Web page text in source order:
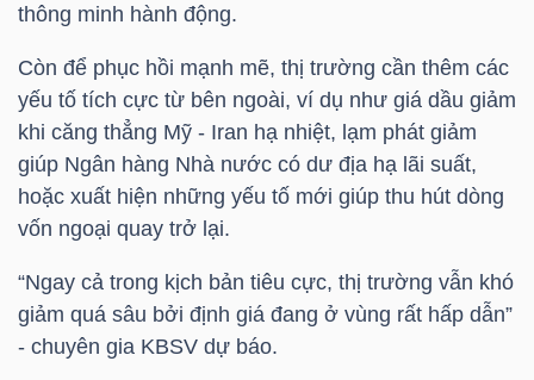
thông minh hành động.
Còn để phục hồi mạnh mẽ, thị trường cần thêm các
yếu tố tích cực từ bên ngoài, ví dụ như giá dầu giảm
khi căng thẳng Mỹ - Iran hạ nhiệt, lạm phát giảm
giúp Ngân hàng Nhà nước có dư địa hạ lãi suất,
hoặc xuất hiện những yếu tố mới giúp thu hút dòng
vốn ngoại quay trở lại.
“Ngay cả trong kịch bản tiêu cực, thị trường vẫn khó
giảm quá sâu bởi định giá đang ở vùng rất hấp dẫn”
- chuyên gia KBSV dự báo.
CÔNG
NGHIỆP
DÙNG
KHÔNG
THIẾT